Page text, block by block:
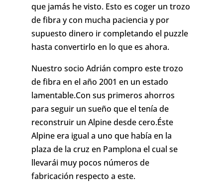
que jamás he visto. Esto es coger un trozo
de fibra y con mucha paciencia y por
supuesto dinero ir completando el puzzle
hasta convertirlo en lo que es ahora.
Nuestro socio Adrián compro este trozo
de fibra en el año 2001 en un estado
lamentable.Con sus primeros ahorros
para seguir un sueño que el tenía de
reconstruir un Alpine desde cero.Éste
Alpine era igual a uno que había en la
plaza de la cruz en Pamplona el cual se
llevarái muy pocos números de
fabricación respecto a este.